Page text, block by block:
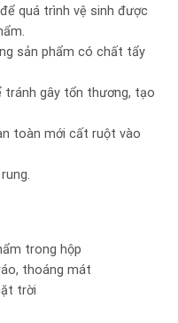
quá trình vệ sinh được
sản phẩm có chất tẩy
tránh gây tổn thương, tạo
toàn mới cất ruột vào
trong hộp
thoáng mát
trời